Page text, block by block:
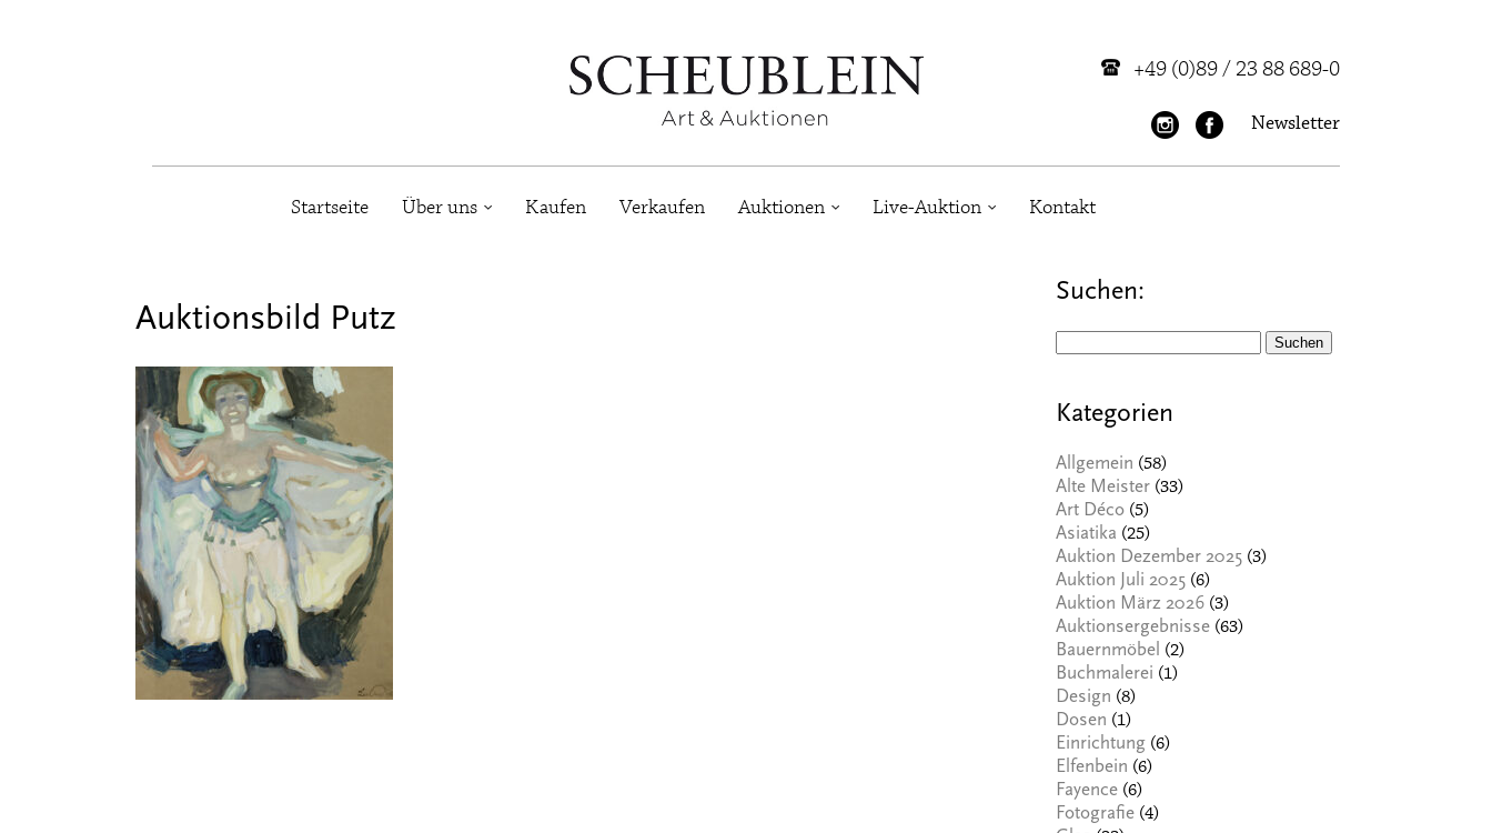
+49 (0)89 / 23 88 689-0
Newsletter
Startseite Über uns Kaufen Verkaufen Auktionen Live-Auktion Kontakt
Auktionsbild Putz
Suchen:
Kategorien
Allgemein (58)
Alte Meister (33)
Art Déco (5)
Asiatika (25)
Auktion Dezember 2025 (3)
Auktion Juli 2025 (6)
Auktion März 2026 (3)
Auktionsergebnisse (63)
Bauernmöbel (2)
Buchmalerei (1)
Design (8)
Dosen (1)
Einrichtung (6)
Elfenbein (6)
Fayence (6)
Fotografie (4)